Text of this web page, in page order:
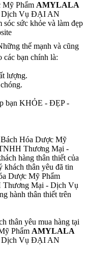
Mỹ Phẩm AMYLALA
Dịch Vụ ĐẠI AN
sóc sức khỏe và làm đẹp
thế mạnh và cũng
các bạn chính là:
lượng.
bạn KHỎE - ĐẸP -
Hóa Dược Mỹ
Thương Mại -
hàng thân thiết của
khách thân yêu đã tin
Dược Mỹ Phẩm
Thương Mại - Dịch Vụ
hành thân thiết trên
thân yêu mua hàng tại
Phẩm AMYLALA
Dịch Vụ ĐẠI AN